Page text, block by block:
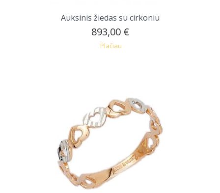
Auksinis žiedas su cirkoniu
893,00 €
Plačiau